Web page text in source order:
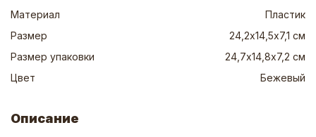
Материал
Пластик
Размер
24,2х14,5х7,1 см
Размер упаковки
24,7х14,8х7,2 см
Цвет
Бежевый
Описание